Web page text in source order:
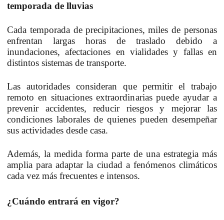
temporada de lluvias
Cada temporada de precipitaciones, miles de personas
enfrentan largas horas de traslado debido a
inundaciones, afectaciones en vialidades y fallas en
distintos sistemas de transporte.
Las autoridades consideran que permitir el trabajo
remoto en situaciones extraordinarias puede ayudar a
prevenir accidentes, reducir riesgos y mejorar las
condiciones laborales de quienes pueden desempeñar
sus actividades desde casa.
Además, la medida forma parte de una estrategia más
amplia para adaptar la ciudad a fenómenos climáticos
cada vez más frecuentes e intensos.
¿Cuándo entrará en vigor?